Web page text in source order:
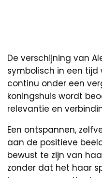
De verschijning van
symbolisch in een
continu onder een
koningshuis wordt
relevantie en
Een ontspannen,
aan de positieve
bewust te zijn van
zonder dat het haar